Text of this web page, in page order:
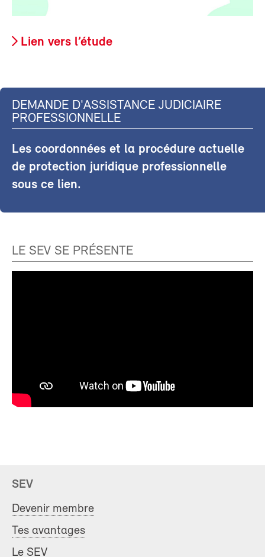
Lien vers l’étude
DEMANDE D'ASSISTANCE JUDICIAIRE
PROFESSIONNELLE
Les coordonnées et la procédure actuelle
de protection juridique professionnelle
sous ce lien.
LE SEV SE PRÉSENTE
SEV
Devenir membre
Tes avantages
Le SEV